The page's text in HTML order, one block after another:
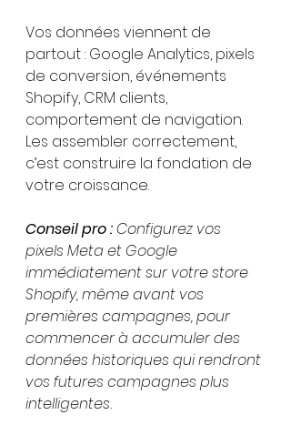
Vos données viennent de
partout : Google Analytics, pixels
de conversion, événements
Shopify, CRM clients,
comportement de navigation.
Les assembler correctement,
c’est construire la fondation de
votre croissance.
Conseil pro :Configurez vos
pixels Meta et Google
immédiatement sur votre store
Shopify, même avant vos
premières campagnes, pour
commencer à accumuler des
données historiques qui rendront
vos futures campagnes plus
intelligentes.